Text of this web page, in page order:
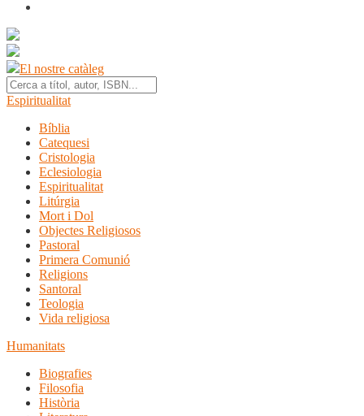
El nostre catàleg
Espiritualitat
Bíblia
Catequesi
Cristologia
Eclesiologia
Espiritualitat
Litúrgia
Mort i Dol
Objectes Religiosos
Pastoral
Primera Comunió
Religions
Santoral
Teologia
Vida religiosa
Humanitats
Biografies
Filosofia
Història